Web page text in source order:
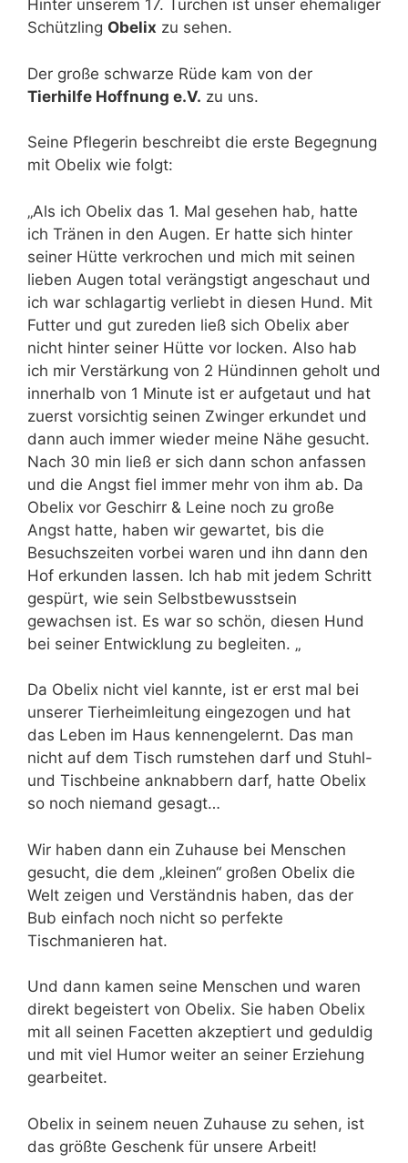
Hinter unserem 17. Türchen ist unser ehemaliger
Schützling Obelix zu sehen.
Der große schwarze Rüde kam von der
Tierhilfe Hoffnung e.V. zu uns.
Seine Pflegerin beschreibt die erste Begegnung
mit Obelix wie folgt:
„Als ich Obelix das 1. Mal gesehen hab, hatte
ich Tränen in den Augen. Er hatte sich hinter
seiner Hütte verkrochen und mich mit seinen
lieben Augen total verängstigt angeschaut und
ich war schlagartig verliebt in diesen Hund. Mit
Futter und gut zureden ließ sich Obelix aber
nicht hinter seiner Hütte vor locken. Also hab
ich mir Verstärkung von 2 Hündinnen geholt und
innerhalb von 1 Minute ist er aufgetaut und hat
zuerst vorsichtig seinen Zwinger erkundet und
dann auch immer wieder meine Nähe gesucht.
Nach 30 min ließ er sich dann schon anfassen
und die Angst fiel immer mehr von ihm ab. Da
Obelix vor Geschirr & Leine noch zu große
Angst hatte, haben wir gewartet, bis die
Besuchszeiten vorbei waren und ihn dann den
Hof erkunden lassen. Ich hab mit jedem Schritt
gespürt, wie sein Selbstbewusstsein
gewachsen ist. Es war so schön, diesen Hund
bei seiner Entwicklung zu begleiten. „
Da Obelix nicht viel kannte, ist er erst mal bei
unserer Tierheimleitung eingezogen und hat
das Leben im Haus kennengelernt. Das man
nicht auf dem Tisch rumstehen darf und Stuhl-
und Tischbeine anknabbern darf, hatte Obelix
so noch niemand gesagt…
Wir haben dann ein Zuhause bei Menschen
gesucht, die dem „kleinen“ großen Obelix die
Welt zeigen und Verständnis haben, das der
Bub einfach noch nicht so perfekte
Tischmanieren hat.
Und dann kamen seine Menschen und waren
direkt begeistert von Obelix. Sie haben Obelix
mit all seinen Facetten akzeptiert und geduldig
und mit viel Humor weiter an seiner Erziehung
gearbeitet.
Obelix in seinem neuen Zuhause zu sehen, ist
das größte Geschenk für unsere Arbeit!